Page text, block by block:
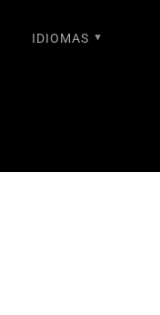
IDIOMAS